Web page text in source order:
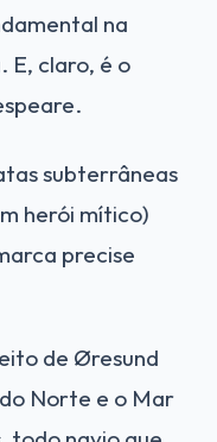
na
E, claro, é o
subterrâneas
herói mítico)
precise
de Øresund
Norte e o Mar